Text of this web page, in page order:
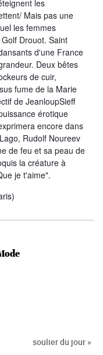
les
Mais pas une
les femmes
Drouot. Saint
d'une France
Deux bêtes
de cuir,
fume de la Marie
de JeanloupSieff
érotique
encore dans
Rudolf Noureev
de feu et sa peau de
la créature à
je t'aime".
soulier du jour »